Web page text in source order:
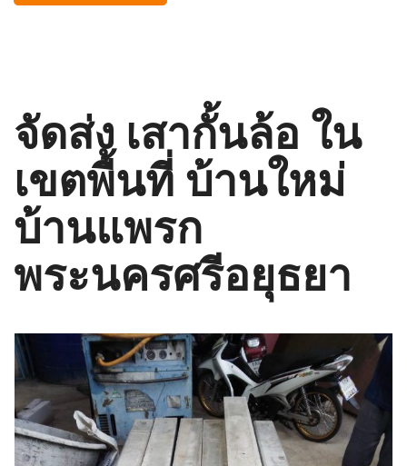
จัดส่ง เสากั้นล้อ ใน
เขตพื้นที่ บ้านใหม่
บ้านแพรก
พระนครศรีอยุธยา